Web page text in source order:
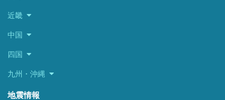
近畿
中国
四国
九州・沖縄
地震情報